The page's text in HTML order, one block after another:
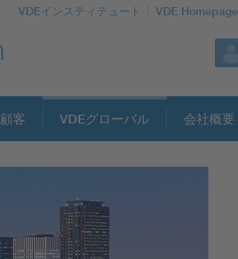
VDEインスティテュート VDE Homepage
顧客 VDEグローバル 会社概要